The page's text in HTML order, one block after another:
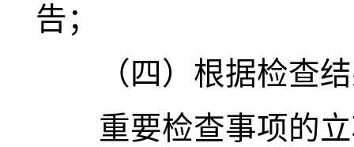
告；
（四）根据检查结
重要检查事项的立